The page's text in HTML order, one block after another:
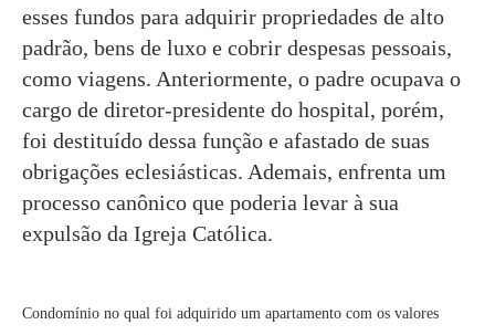
esses fundos para adquirir propriedades de alto
padrão, bens de luxo e cobrir despesas pessoais,
como viagens. Anteriormente, o padre ocupava o
cargo de diretor-presidente do hospital, porém,
foi destituído dessa função e afastado de suas
obrigações eclesiásticas. Ademais, enfrenta um
processo canônico que poderia levar à sua
expulsão da Igreja Católica.
Condomínio no qual foi adquirido um apartamento com os valores